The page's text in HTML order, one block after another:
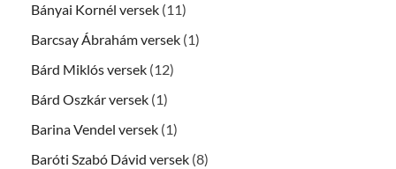
Bányai Kornél versek (11)
Barcsay Ábrahám versek (1)
Bárd Miklós versek (12)
Bárd Oszkár versek (1)
Barina Vendel versek (1)
Baróti Szabó Dávid versek (8)